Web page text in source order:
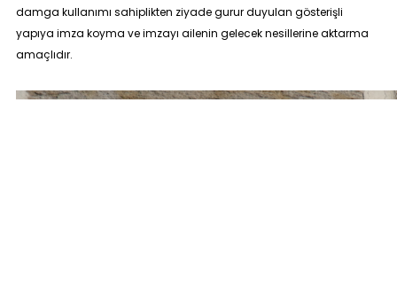
damga kullanımı sahiplikten ziyade gurur duyulan gösterişli
yapıya imza koyma ve imzayı ailenin gelecek nesillerine aktarma
amaçlıdır.